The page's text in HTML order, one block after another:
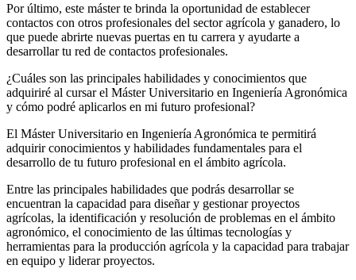
Por último, este máster te brinda la oportunidad de establecer
contactos con otros profesionales del sector agrícola y ganadero, lo
que puede abrirte nuevas puertas en tu carrera y ayudarte a
desarrollar tu red de contactos profesionales.
¿Cuáles son las principales habilidades y conocimientos que
adquiriré al cursar el Máster Universitario en Ingeniería Agronómica
y cómo podré aplicarlos en mi futuro profesional?
El Máster Universitario en Ingeniería Agronómica te permitirá
adquirir conocimientos y habilidades fundamentales para el
desarrollo de tu futuro profesional en el ámbito agrícola.
Entre las principales habilidades que podrás desarrollar se
encuentran la capacidad para diseñar y gestionar proyectos
agrícolas, la identificación y resolución de problemas en el ámbito
agronómico, el conocimiento de las últimas tecnologías y
herramientas para la producción agrícola y la capacidad para trabajar
en equipo y liderar proyectos.